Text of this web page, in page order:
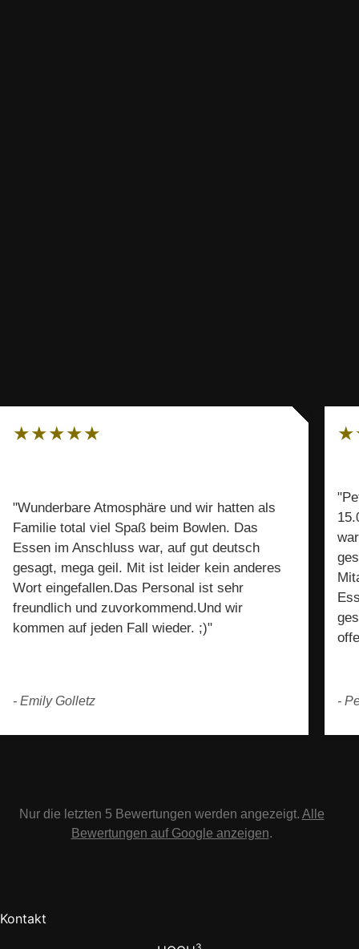
★★★★★
"Wunderbare Atmosphäre und wir hatten als
Familie total viel Spaß beim Bowlen. Das
Essen im Anschluss war, auf gut deutsch
gesagt, mega geil. Mit ist leider kein anderes
Wort eingefallen.Das Personal ist sehr
freundlich und zuvorkommend.Und wir
kommen auf jeden Fall wieder. ;)"
- Emily Golletz
★
-
Nur die letzten 5 Bewertungen werden angezeigt. Alle
Bewertungen auf Google anzeigen.
Kontakt